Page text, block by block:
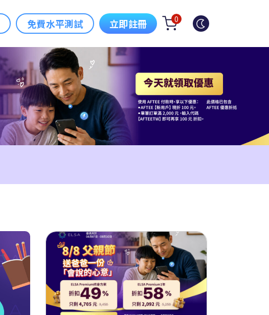
免費水平測試 立即註冊 0